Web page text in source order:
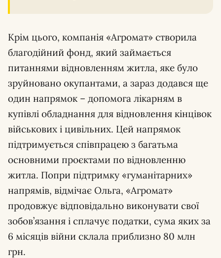
Крім цього, компанія «Агромат» створила
благодійний фонд, який займається
питаннями відновленням житла, яке було
зруйновано окупантами, а зараз додався ще
один напрямок – допомога лікарням в
купівлі обладнання для відновлення кінцівок
військових і цивільних. Цей напрямок
підтримується співпрацею з багатьма
основними проєктами по відновленню
житла. Попри підтримку «гуманітарних»
напрямів, відмічає Ольга, «Агромат»
продовжує відповідально виконувати свої
зобов’язання і сплачує податки, сума яких за
6 місяців війни склала приблизно 80 млн
грн.